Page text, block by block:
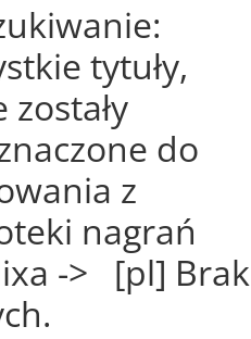
tytuły,
zostały
do
z
nagrań
-> [pl] Brak